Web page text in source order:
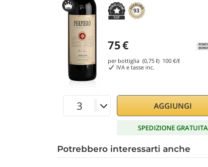
93
75€
per bottiglia (0,75 ℓ) 100 €/ℓ
IVA e tasse inc.
AGGIUNGI
SPEDIZIONE GRATUITA
Potrebbero interessarti anche